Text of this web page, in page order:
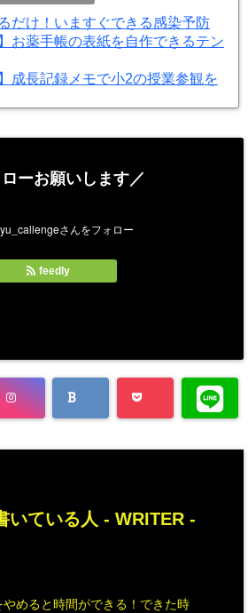
だけ！いますぐできる感染予防
お薬手帳の表紙を自作できるテン
成長記録メモで小2の授業参観を
ーお願いします／
feedly
いている人 - WRITER -
やめると時間ができる！できた時